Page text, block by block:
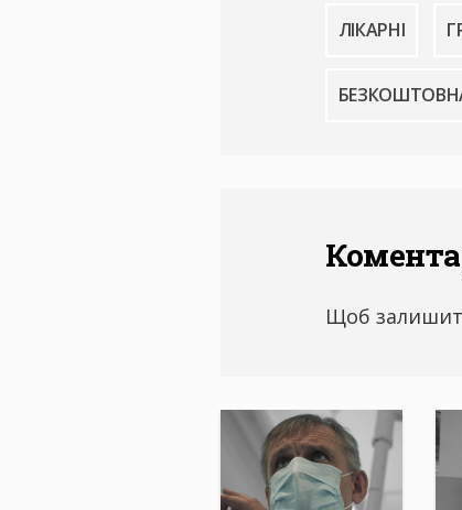
ЛІКАРНІ
Щоб